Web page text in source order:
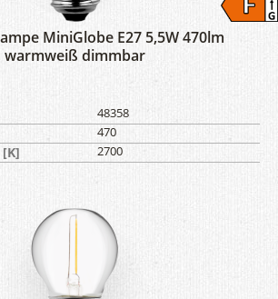
MiniGlobe E27 5,5W 470lm
warmweiß dimmbar
48358
470
2700